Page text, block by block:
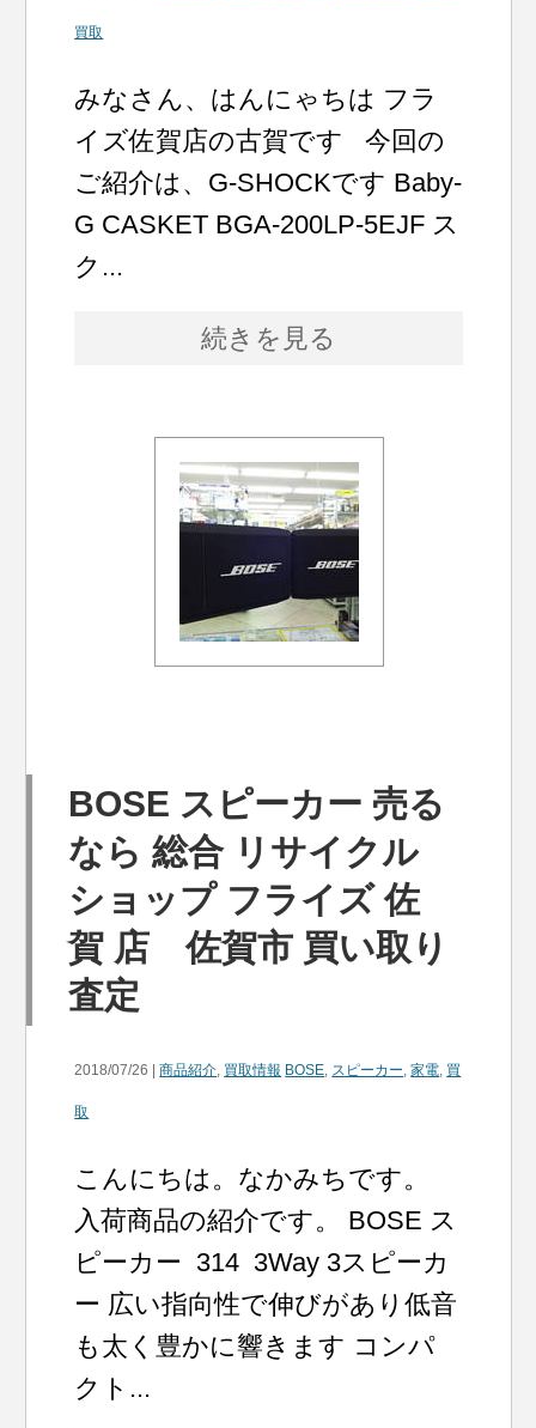
買取
みなさん、はんにゃちは フラ
イズ佐賀店の古賀です 今回の
ご紹介は、G-SHOCKです Baby-
G CASKET BGA-200LP-5EJF ス
ク...
続きを見る
BOSE スピーカー 売る
なら 総合 リサイクル
ショップ フライズ 佐
賀 店 佐賀市 買い取り
査定
2018/07/26 |商品紹介, 買取情報 BOSE, スピーカー,家電, 買
取
こんにちは。なかみちです。
入荷商品の紹介です。 BOSE ス
ピーカー 314 3Way 3スピーカ
ー 広い指向性で伸びがあり低音
も太く豊かに響きます コンパ
クト...